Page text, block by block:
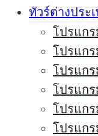
ทัวร์ต่างประ
โปรแก
โปรแก
โปรแก
โปรแกร
โปรแก
โปรแก